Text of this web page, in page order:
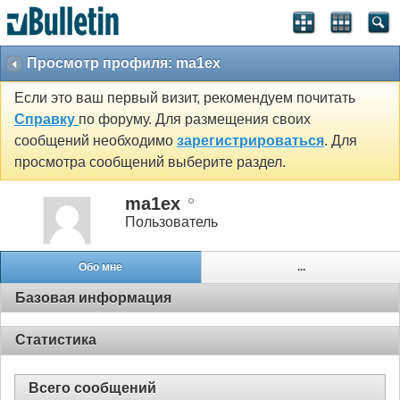
Просмотр профиля: ma1ex
Если это ваш первый визит, рекомендуем почитать
Справку по форуму. Для размещения своих
сообщений необходимо зарегистрироваться. Для
просмотра сообщений выберите раздел.
ma1ex
Пользователь
Обо мне ...
Базовая информация
Статистика
Всего сообщений